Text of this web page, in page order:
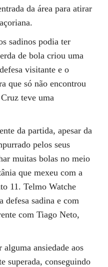
da área para atirar
sadinos podia ter
de bola criou uma
visitante e o
que só não encontrou
teve uma
da partida, apesar da
pelos seus
muitas bolas no meio
que mexeu com a
11. Telmo Watche
defesa sadina e com
com Tiago Neto,
ansiedade aos
superada, conseguindo